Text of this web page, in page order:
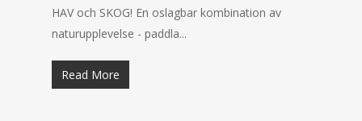
HAV och SKOG! En oslagbar kombination av
naturupplevelse - paddla...
Read More